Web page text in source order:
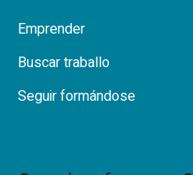
Emprender
Buscar traballo
Seguir formándose